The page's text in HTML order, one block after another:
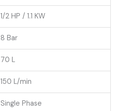
1/2 HP / 1.1 KW
8 Bar
70 L
150 L/min
Single Phase